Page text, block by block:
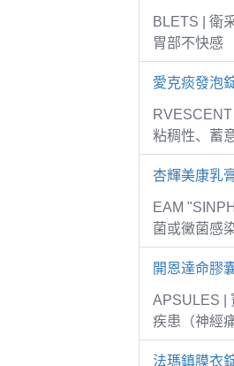
BLETS | 衛
胃部不快感
愛克痰發泡
粘稠性、蓄
杏輝美康乳
EAM
菌或黴菌感
開恩達命膠
APSULES |
疾患（神經
法瑪鎮膜衣